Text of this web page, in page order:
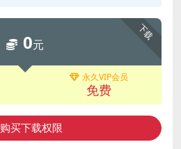
下载
0元
永久VIP会员
免费
购买下载权限